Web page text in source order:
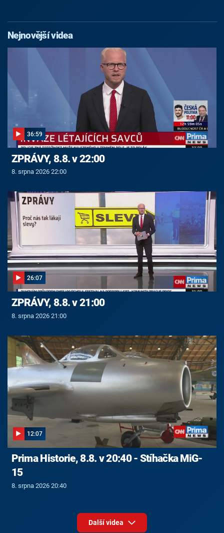
Nejnovější videa
36:59
ZPRÁVY, 8.8. v 22:00
8. srpna 2026 22:00
26:07
ZPRÁVY, 8.8. v 21:00
8. srpna 2026 21:00
12:07
Prima Historie, 8.8. v 20:40 - Stíhačka MiG-
15
8. srpna 2026 20:40
Další videa